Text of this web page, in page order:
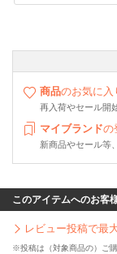
商品のお気に入
再入荷やセール開
マイブランドの
新商品やセール等
このアイテムへのお客
レビュー投稿で最
※投稿は（対象商品の）ご